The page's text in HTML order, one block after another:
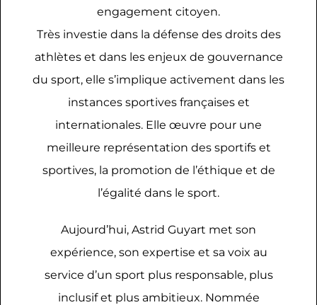
engagement citoyen.
Très investie dans la défense des droits des
athlètes et dans les enjeux de gouvernance
du sport, elle s’implique activement dans les
instances sportives françaises et
internationales. Elle œuvre pour une
meilleure représentation des sportifs et
sportives, la promotion de l’éthique et de
l’égalité dans le sport.
Aujourd’hui, Astrid Guyart met son
expérience, son expertise et sa voix au
service d’un sport plus responsable, plus
inclusif et plus ambitieux. Nommée